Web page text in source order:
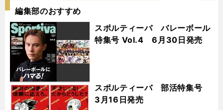
編集部のおすすめ
スポルティーバ バレーボール
特集号 Vol.4 6月30日発売
スポルティーバ 部活特集号
3月16日発売